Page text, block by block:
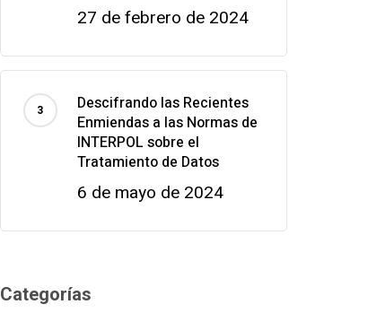
27 de febrero de 2024
Descifrando las Recientes
Enmiendas a las Normas de
INTERPOL sobre el
Tratamiento de Datos
6 de mayo de 2024
Categorías